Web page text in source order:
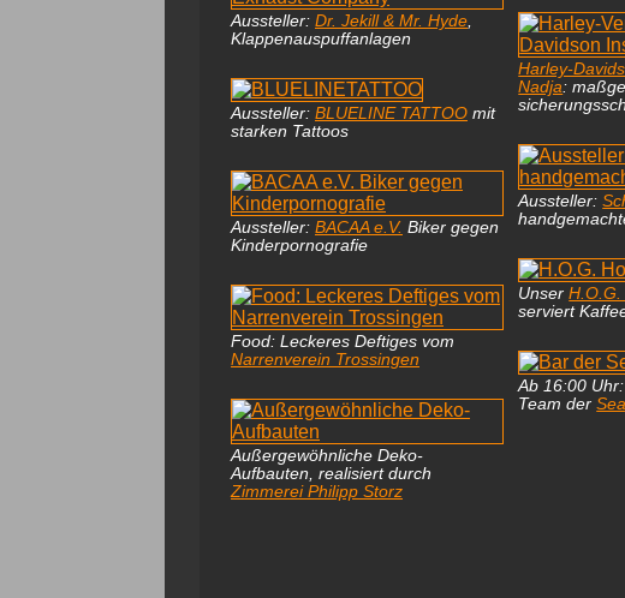
Aussteller: Dr. Jekill & Mr. Hyde,
Klappenauspuffanlagen
Aussteller: BLUELINE TATTOO mit
starken Tattoos
Aussteller: BACAA e.V. Biker gegen
Kinderpornografie
Food: Leckeres Deftiges vom
Narrenverein Trossingen
Außergewöhnliche Deko-
Aufbauten, realisiert durch
Zimmerei Philipp Storz
Harley-
Nadja:
Aussteller:
Unser
serviert
Ab 16:00
Team der